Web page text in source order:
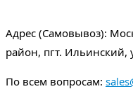
Адрес (Самовывоз):
район, пгт. Ильинский,
По всем вопросам: